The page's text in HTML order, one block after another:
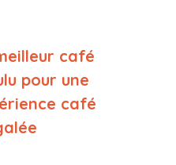
café
pour une
café